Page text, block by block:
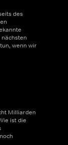
des
wenn wir
Milliarden
ist die